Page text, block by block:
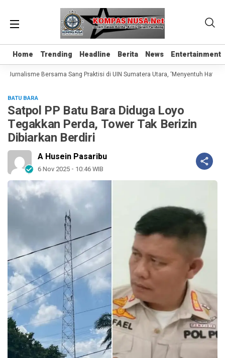
Home Trending Headline Berita News Entertainment
Home Trending Headline Berita News Entertainment
Bersama Sang Praktisi di UIN Sumatera Utara, ‘Menyentuh Hati
BATU BARA
Satpol PP Batu Bara Diduga Loyo
Tegakkan Perda, Tower Tak Berizin
Dibiarkan Berdiri
A Husein Pasaribu
6 Nov 2025 - 10:46 WIB